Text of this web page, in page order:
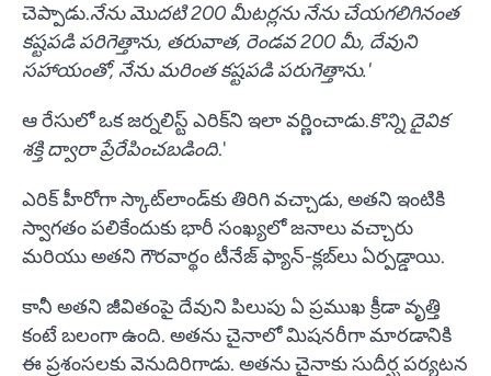
చెప్పాడు.నేను మొదటి 200 మీటర్లను నేను చేయగలిగినంత
కష్టపడి పరిగెత్తాను, తరువాత, రెండవ 200 మీ, దేవుని
సహాయంతో, నేను మరింత కష్టపడి పరుగెత్తాను.'
ఆ రేసులో ఒక జర్నలిస్ట్ ఎరిక్‌ని ఇలా వర్ణించాడు.కొన్ని దైవిక
శక్తి ద్వారా ప్రేరేపించబడింది.'
ఎరిక్ హీరోగా స్కాట్‌లాండ్‌కు తిరిగి వచ్చాడు, అతని ఇంటికి
స్వాగతం పలికేందుకు భారీ సంఖ్యలో జనాలు వచ్చారు
మరియు అతని గౌరవార్థం టీనేజ్ ఫ్యాన్-క్లబ్‌లు ఏర్పడ్డాయి.
కానీ అతని జీవితంపై దేవుని పిలుపు ఏ ప్రముఖ క్రీడా వృత్తి
కంటే బలంగా ఉంది. అతను చైనాలో మిషనరీగా మారడానికి
ఈ ప్రశంసలకు వెనుదిరిగాడు. అతను చైనాకు సుదీర్ఘ పర్యటన